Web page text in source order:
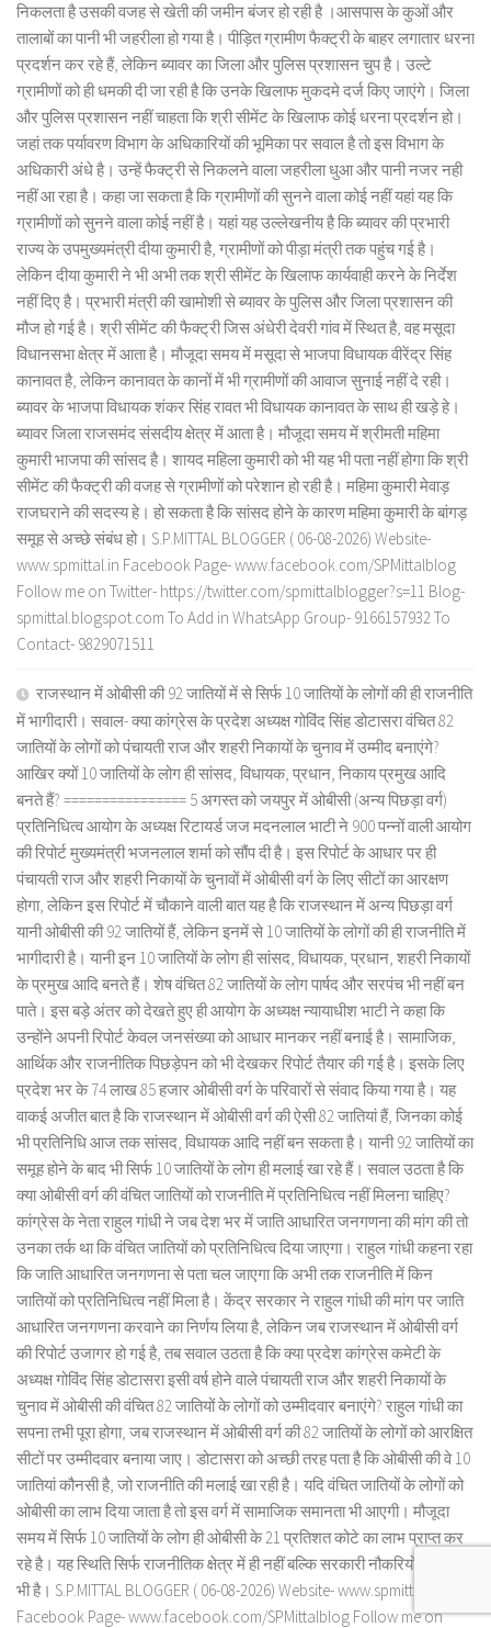
निकलता है उसकी वजह से खेती की जमीन बंजर हो रही है ।आसपास के कुओं और
तालाबों का पानी भी जहरीला हो गया है। पीड़ित ग्रामीण फैक्ट्री के बाहर लगातार धरना
प्रदर्शन कर रहे हैं, लेकिन ब्यावर का जिला और पुलिस प्रशासन चुप है। उल्टे
ग्रामीणों को ही धमकी दी जा रही है कि उनके खिलाफ मुकदमे दर्ज किए जाएंगे। जिला
और पुलिस प्रशासन नहीं चाहता कि श्री सीमेंट के खिलाफ कोई धरना प्रदर्शन हो।
जहां तक पर्यावरण विभाग के अधिकारियों की भूमिका पर सवाल है तो इस विभाग के
अधिकारी अंधे है। उन्हें फैक्ट्री से निकलने वाला जहरीला धुआ और पानी नजर नही
नहीं आ रहा है। कहा जा सकता है कि ग्रामीणों की सुनने वाला कोई नहीं यहां यह कि
ग्रामीणों को सुनने वाला कोई नहीं है। यहां यह उल्लेखनीय है कि ब्यावर की प्रभारी
राज्य के उपमुख्यमंत्री दीया कुमारी है, ग्रामीणों को पीड़ा मंत्री तक पहुंच गई है।
लेकिन दीया कुमारी ने भी अभी तक श्री सीमेंट के खिलाफ कार्यवाही करने के निर्देश
नहीं दिए है। प्रभारी मंत्री की खामोशी से ब्यावर के पुलिस और जिला प्रशासन की
मौज हो गई है। श्री सीमेंट की फैक्ट्री जिस अंधेरी देवरी गांव में स्थित है, वह मसूदा
विधानसभा क्षेत्र में आता है। मौजूदा समय में मसूदा से भाजपा विधायक वीरेंद्र सिंह
कानावत है, लेकिन कानावत के कानों में भी ग्रामीणों की आवाज सुनाई नहीं दे रही।
ब्यावर के भाजपा विधायक शंकर सिंह रावत भी विधायक कानावत के साथ ही खड़े हे।
ब्यावर जिला राजसमंद संसदीय क्षेत्र में आता है। मौजूदा समय में श्रीमती महिमा
कुमारी भाजपा की सांसद है। शायद महिला कुमारी को भी यह भी पता नहीं होगा कि श्री
सीमेंट की फैक्ट्री की वजह से ग्रामीणों को परेशान हो रही है। महिमा कुमारी मेवाड़
राजघराने की सदस्य हे। हो सकता है कि सांसद होने के कारण महिमा कुमारी के बांगड़
समूह से अच्छे संबंध हो। S.P.MITTAL BLOGGER ( 06-08-2026) Website-
www.spmittal.in Facebook Page- www.facebook.com/SPMittalblog
Follow me on Twitter- https://twitter.com/spmittalblogger?s=11 Blog-
spmittal.blogspot.com To Add in WhatsApp Group- 9166157932 To
Contact- 9829071511
राजस्थान में ओबीसी की 92 जातियों में से सिर्फ 10 जातियों के लोगों की ही राजनीति
में भागीदारी। सवाल- क्या कांग्रेस के प्रदेश अध्यक्ष गोविंद सिंह डोटासरा वंचित 82
जातियों के लोगों को पंचायती राज और शहरी निकायों के चुनाव में उम्मीद बनाएंगे?
आखिर क्यों 10 जातियों के लोग ही सांसद, विधायक, प्रधान, निकाय प्रमुख आदि
बनते हैं? ================ 5 अगस्त को जयपुर में ओबीसी (अन्य पिछड़ा वर्ग)
प्रतिनिधित्व आयोग के अध्यक्ष रिटायर्ड जज मदनलाल भाटी ने 900 पन्नों वाली आयोग
की रिपोर्ट मुख्यमंत्री भजनलाल शर्मा को सौंप दी है। इस रिपोर्ट के आधार पर ही
पंचायती राज और शहरी निकायों के चुनावों में ओबीसी वर्ग के लिए सीटों का आरक्षण
होगा, लेकिन इस रिपोर्ट में चौकाने वाली बात यह है कि राजस्थान में अन्य पिछड़ा वर्ग
यानी ओबीसी की 92 जातियों हैं, लेकिन इनमें से 10 जातियों के लोगों की ही राजनीति में
भागीदारी है। यानी इन 10 जातियों के लोग ही सांसद, विधायक, प्रधान, शहरी निकायों
के प्रमुख आदि बनते हैं। शेष वंचित 82 जातियों के लोग पार्षद और सरपंच भी नहीं बन
पाते। इस बड़े अंतर को देखते हुए ही आयोग के अध्यक्ष न्यायाधीश भाटी ने कहा कि
उन्होंने अपनी रिपोर्ट केवल जनसंख्या को आधार मानकर नहीं बनाई है। सामाजिक,
आर्थिक और राजनीतिक पिछड़ेपन को भी देखकर रिपोर्ट तैयार की गई है। इसके लिए
प्रदेश भर के 74 लाख 85 हजार ओबीसी वर्ग के परिवारों से संवाद किया गया है। यह
वाकई अजीत बात है कि राजस्थान में ओबीसी वर्ग की ऐसी 82 जातियां हैं, जिनका कोई
भी प्रतिनिधि आज तक सांसद, विधायक आदि नहीं बन सकता है। यानी 92 जातियों का
समूह होने के बाद भी सिर्फ 10 जातियों के लोग ही मलाई खा रहे हैं। सवाल उठता है कि
क्या ओबीसी वर्ग की वंचित जातियों को राजनीति में प्रतिनिधित्व नहीं मिलना चाहिए?
कांग्रेस के नेता राहुल गांधी ने जब देश भर में जाति आधारित जनगणना की मांग की तो
उनका तर्क था कि वंचित जातियों को प्रतिनिधित्व दिया जाएगा। राहुल गांधी कहना रहा
कि जाति आधारित जनगणना से पता चल जाएगा कि अभी तक राजनीति में किन
जातियों को प्रतिनिधित्व नहीं मिला है। केंद्र सरकार ने राहुल गांधी की मांग पर जाति
आधारित जनगणना करवाने का निर्णय लिया है, लेकिन जब राजस्थान में ओबीसी वर्ग
की रिपोर्ट उजागर हो गई है, तब सवाल उठता है कि क्या प्रदेश कांग्रेस कमेटी के
अध्यक्ष गोविंद सिंह डोटासरा इसी वर्ष होने वाले पंचायती राज और शहरी निकायों के
चुनाव में ओबीसी की वंचित 82 जातियों के लोगों को उम्मीदवार बनाएंगे? राहुल गांधी का
सपना तभी पूरा होगा, जब राजस्थान में ओबीसी वर्ग की 82 जातियों के लोगों को आरक्षित
सीटों पर उम्मीदवार बनाया जाए। डोटासरा को अच्छी तरह पता है कि ओबीसी की वे 10
जातियां कौनसी है, जो राजनीति की मलाई खा रही है। यदि वंचित जातियों के लोगों को
ओबीसी का लाभ दिया जाता है तो इस वर्ग में सामाजिक समानता भी आएगी। मौजूदा
समय में सिर्फ 10 जातियों के लोग ही ओबीसी के 21 प्रतिशत कोटे का लाभ प्राप्त कर
रहे है। यह स्थिति सिर्फ राजनीतिक क्षेत्र में ही नहीं बल्कि सरकारी नौकरियों के क्षेत्र में
भी है। S.P.MITTAL BLOGGER ( 06-08-2026) Website- www.spmittal.in
Facebook Page- www.facebook.com/SPMittalblog Follow me on